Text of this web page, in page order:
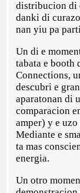
distribucion di
danki di
nan yiu pa
Un di e
tabata e booth
Connections,
descubri e
aparatonan di
comparacion
amper) y e
Mediante e
ta mas
energia.
Un otro